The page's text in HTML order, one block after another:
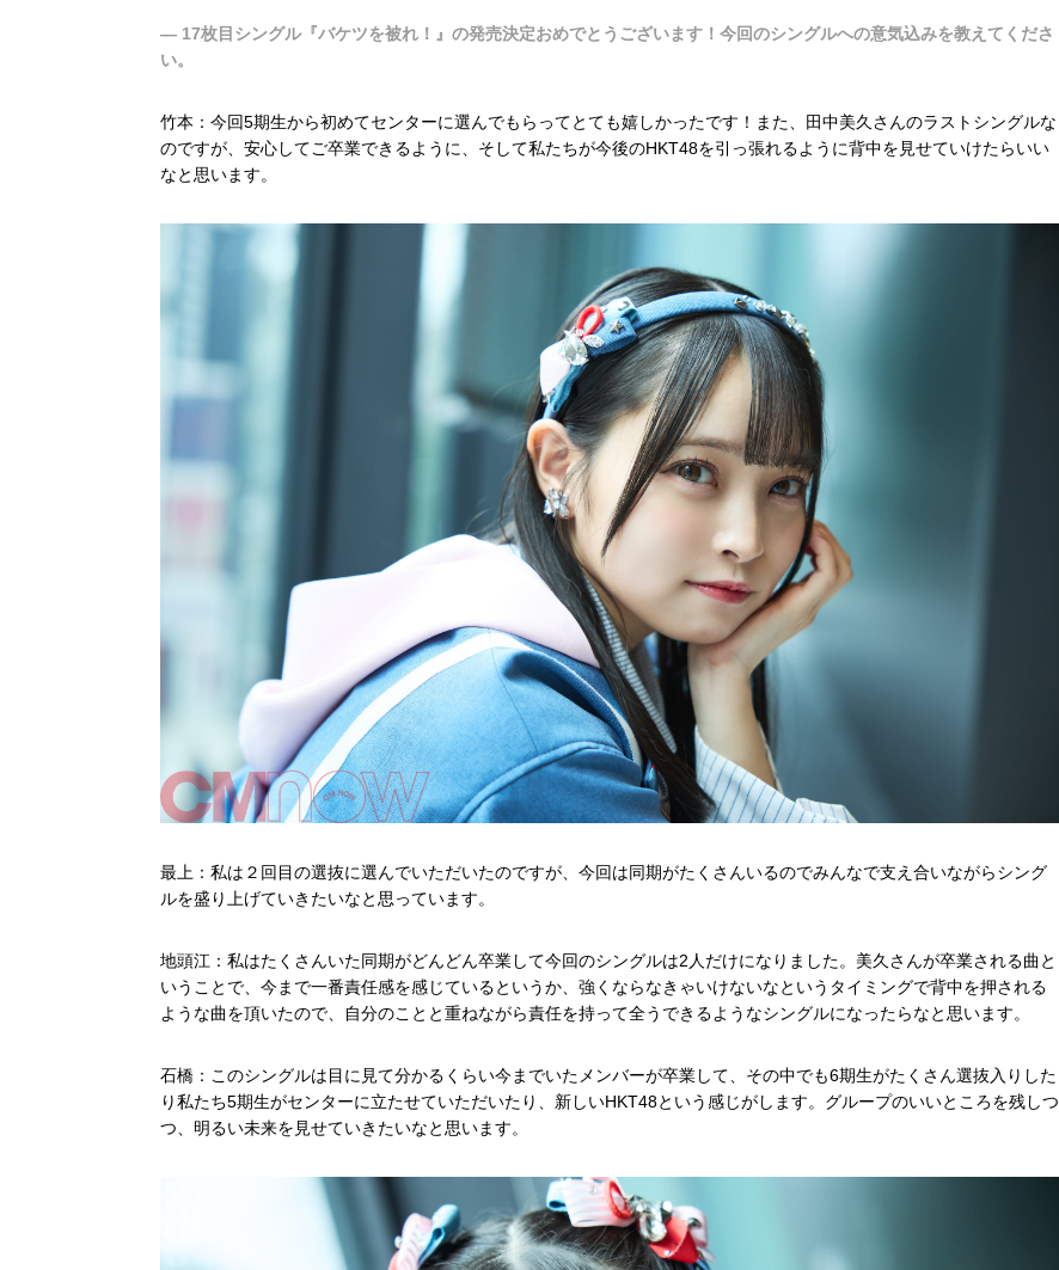
― 17枚目シングル『バケツを被れ！』の発売決定おめでとうございます！今回のシングルへの意気込みを教えてくださ
い。
竹本：今回5期生から初めてセンターに選んでもらってとても嬉しかったです！また、田中美久さんのラストシングルな
のですが、安心してご卒業できるように、そして私たちが今後のHKT48を引っ張れるように背中を見せていけたらいい
なと思います。
最上：私は２回目の選抜に選んでいただいたのですが、今回は同期がたくさんいるのでみんなで支え合いながらシング
ルを盛り上げていきたいなと思っています。
地頭江：私はたくさんいた同期がどんどん卒業して今回のシングルは2 人だけになりました。美久さんが卒業される曲と
いうことで、今まで一番責任感を感じているというか、強くならなきゃいけないなというタイミングで背中を押される
ような曲を頂いたので、自分のことと重ねながら責任を持って全うできるようなシングルになったらなと思います。
石橋：このシングルは目に見て分かるくらい今までいたメンバーが卒業して、その中でも6期生がたくさん選抜入りした
り私たち5期生がセンターに立たせていただいたり、新しいHKT48という感じがします。グループのいいところを残しつ
つ、明るい未来を見せていきたいなと思います。